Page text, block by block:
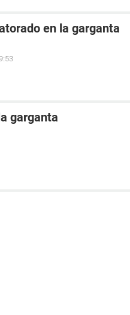
en la garganta
garganta